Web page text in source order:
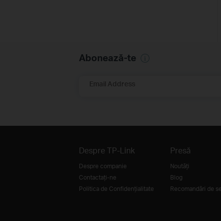
Abonează-te
Email Address
Despre TP-Link
Despre companie
Contactați-ne
Politica de Confidențialitate
Presă
Noutăți
Blog
Recomandări de